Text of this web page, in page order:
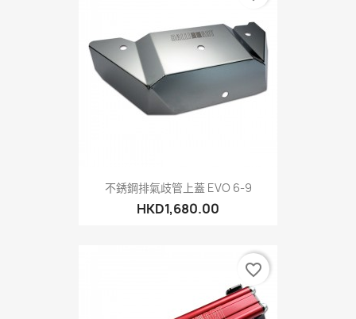
不銹鋼排氣歧管上蓋 EVO 6-9
HKD1,680.00
favorite_border